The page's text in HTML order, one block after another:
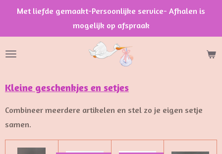
de
Met liefde gemaakt-Persoonlijke service- Afhalen is
mogelijk op afspraak
Kleine geschenkjes en setjes
Combineer meerdere artikelen en stel zo je eigen setje
samen.